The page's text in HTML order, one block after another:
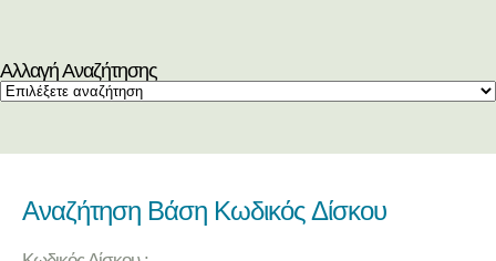
Αλλαγή Αναζήτησης
Αναζήτηση Βάση Κωδικός Δίσκου